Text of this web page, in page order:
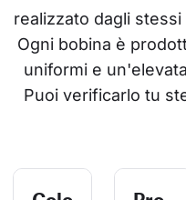
realizzato dagli
Ogni bobina è
uniformi e
Puoi verificarlo tu